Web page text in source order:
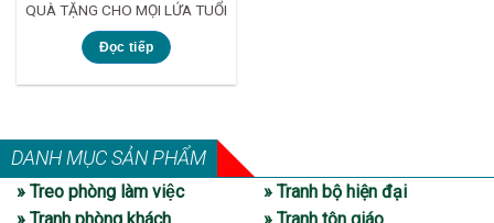
QUÀ TẶNG CHO MỌI LỨA TUỔI
Đọc tiếp
DANH MỤC SẢN PHẨM
» Treo phòng làm việc
» Tranh bộ hiện đại